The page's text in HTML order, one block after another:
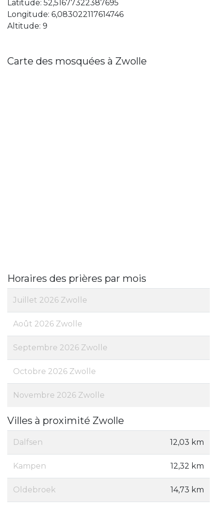
Latitude: 52,51677322387695
Longitude: 6,083022117614746
Altitude: 9
Carte des mosquées à Zwolle
Horaires des prières par mois
Juillet 2026 Zwolle
Août 2026 Zwolle
Septembre 2026 Zwolle
Octobre 2026 Zwolle
Novembre 2026 Zwolle
Villes à proximité Zwolle
Dalfsen 12,03 km
Kampen 12,32 km
Oldebroek 14,73 km